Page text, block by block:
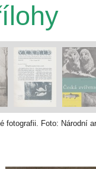
fotografii. Foto: Národní